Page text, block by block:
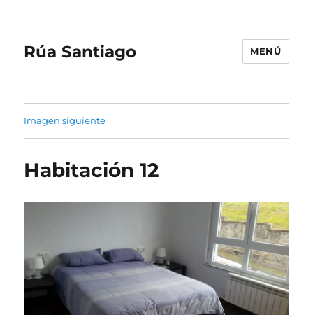
Rúa Santiago MENÚ
Imagen siguiente
Habitación 12